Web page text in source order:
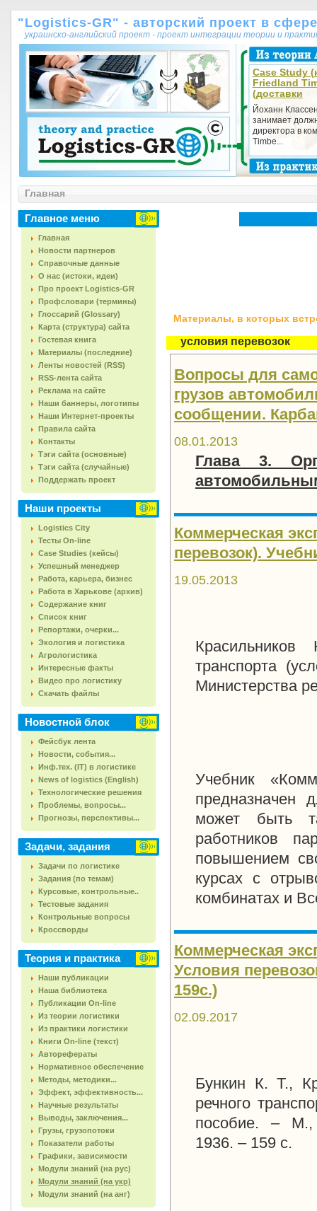
"Logistics-GR" - авторский проект в
украинско-английский проект - проект интеграции теории и
Case Study
Friedland
(доставки
Йоханн
занимает
директора в
Timbe...
Главная
Главное меню
Главная
Новости партнеров
Справочные данные
О нас (истоки, идеи)
Про проект Logistics-GR
Профсловари (термины)
Глоссарий (Glossary)
Карта (структура) сайта
Гостевая книга
Материалы (последние)
Ленты новостей (RSS)
RSS-лента сайта
Реклама на сайте
Наши баннеры, логотипы
Наши Интернет-проекты
Правила сайта
Контакты
Тэги сайта (основные)
Тэги сайта (случайные)
Поддержать проект
Наши проекты
Logistics City
Тесты On-line
Case Studies (кейсы)
Успешный менеджер
Работа, карьера, бизнес
Работа в Харькове (архив)
Содержание книг
Список книг
Репортажи, очерки...
Экология и логистика
Агрологистика
Интересные факты
Видео про логистику
Скачать файлы
Новостной блок
Фейсбук лента
Новости, события...
Инф.тех. (IT) в логистике
News of logistics (English)
Технологические решения
Проблемы, вопросы...
Прогнозы, перспективы...
Задачи, задания
Задачи по логистике
Задания (по темам)
Курсовые, контрольные..
Тестовые задания
Контрольные вопросы
Кроссворды
Теория и практика
Наши публикации
Наша библиотека
Публикации On-line
Из теории логистики
Из практики логистики
Книги On-line (текст)
Авторефераты
Нормативное обеспечение
Методы, методики...
Эффект, эффективность...
Научные результаты
Выводы, заключения...
Грузы, грузопотоки
Показатели работы
Графики, зависимости
Модули знаний (на рус)
Модули знаний (на укр)
Модули знаний (на анг)
Материалы, в которых
условия перевозок
Вопросы для
грузов
сообщении.
08.01.2013
Глава 3.
Коммерческая
перевозок).
19.05.2013
транспорта
Министерства
Учебник
предназначен
может быть
работников
повышением
курсах с
комбинатах и
Коммерческая
Условия
159с.)
02.09.2017
Бункин К. Т.,
речного
пособие. – М.,
1936. – 159 с.